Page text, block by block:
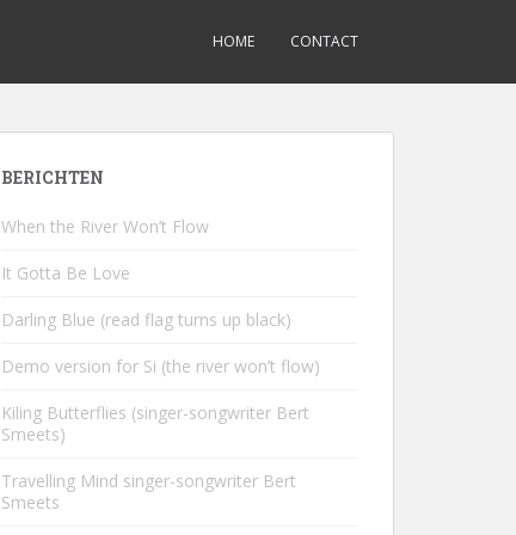
HOME CONTACT
BERICHTEN
When the River Won’t Flow
It Gotta Be Love
Darling Blue (read flag turns up black)
Demo version for Si (the river won’t flow)
Kiling Butterflies (singer-songwriter Bert
Smeets)
Travelling Mind singer-songwriter Bert
Smeets